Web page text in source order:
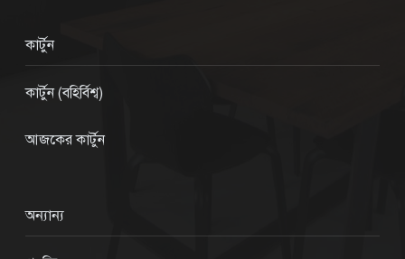
কার্টুন
কার্টুন (বহির্বিশ্ব)
আজকের কার্টুন
অন্যান্য